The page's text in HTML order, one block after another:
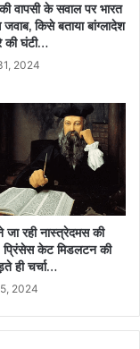
वापसी के सवाल पर भारत
किसे बताया बांग्लादेश
की घंटी…
2024
जा रही नास्त्रेदमस की
प्रिंसेस केट मिडलटन की
ही चर्चा…
2024